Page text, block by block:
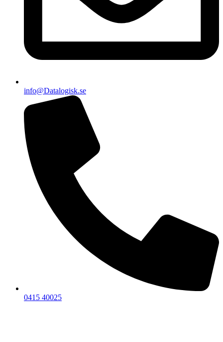
info@Datalogisk.se
0415 40025